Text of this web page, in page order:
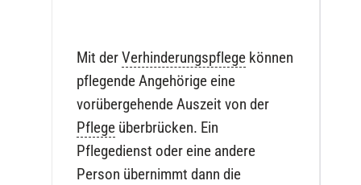
Mit derVerhinderungspflege können
pflegende Angehörige eine
vorübergehende Auszeit von der
Pflege überbrücken. Ein
Pflegedienst oder eine andere
Person übernimmt dann die